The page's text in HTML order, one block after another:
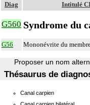
Diag Intitulé
G560 Syndrome du
G56 Mononévrite du
Proposer un nom
Thésaurus de
Canal carpien